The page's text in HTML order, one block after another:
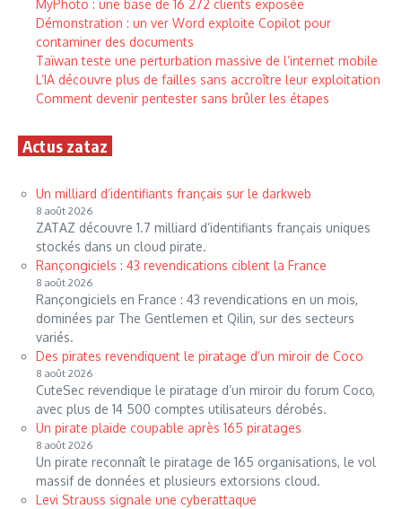
MyPhoto : une base de 16 272 clients exposée
Démonstration : un ver Word exploite Copilot pour
contaminer des documents
Taïwan teste une perturbation massive de l’internet mobile
L’IA découvre plus de failles sans accroître leur exploitation
Comment devenir pentester sans brûler les étapes
Actus zataz
Un milliard d’identifiants français sur le darkweb
8 août 2026
ZATAZ découvre 1.7 milliard d’identifiants français uniques
stockés dans un cloud pirate.
Rançongiciels : 43 revendications ciblent la France
8 août 2026
Rançongiciels en France : 43 revendications en un mois,
dominées par The Gentlemen et Qilin, sur des secteurs
variés.
Des pirates revendiquent le piratage d’un miroir de Coco
8 août 2026
CuteSec revendique le piratage d’un miroir du forum Coco,
avec plus de 14 500 comptes utilisateurs dérobés.
Un pirate plaide coupable après 165 piratages
8 août 2026
Un pirate reconnaît le piratage de 165 organisations, le vol
massif de données et plusieurs extorsions cloud.
Levi Strauss signale une cyberattaque